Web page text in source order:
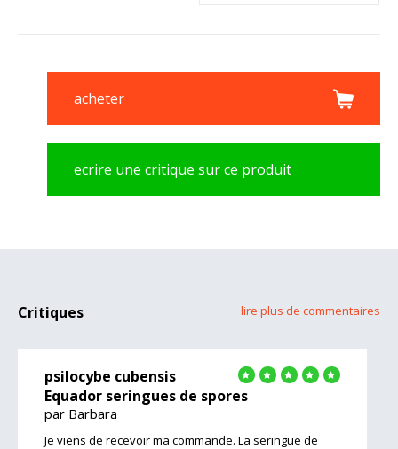
acheter
ecrire une critique sur ce produit
Critiques lire plus de commentaires
psilocybe cubensis
Equador seringues de spores
par Barbara
Je viens de recevoir ma commande. La seringue de